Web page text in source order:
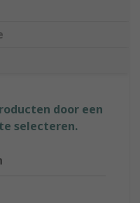
door een
selecteren.